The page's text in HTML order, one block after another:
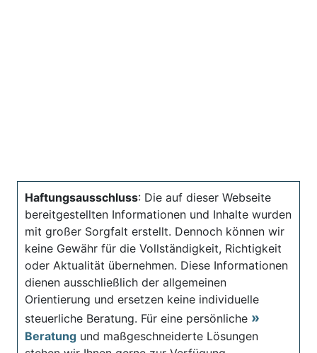
Haftungsausschluss: Die auf dieser Webseite
bereitgestellten Informationen und Inhalte wurden
mit großer Sorgfalt erstellt. Dennoch können wir
keine Gewähr für die Vollständigkeit, Richtigkeit
oder Aktualität übernehmen. Diese Informationen
dienen ausschließlich der allgemeinen
Orientierung und ersetzen keine individuelle
steuerliche Beratung. Für eine persönliche
Beratung und maßgeschneiderte Lösungen